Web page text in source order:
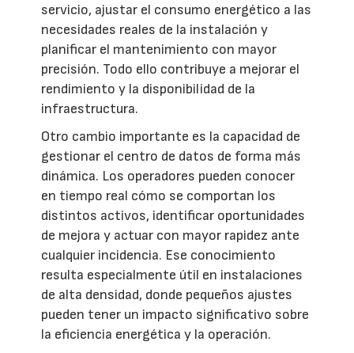
servicio, ajustar el consumo energético a las
necesidades reales de la instalación y
planificar el mantenimiento con mayor
precisión. Todo ello contribuye a mejorar el
rendimiento y la disponibilidad de la
infraestructura.
Otro cambio importante es la capacidad de
gestionar el centro de datos de forma más
dinámica. Los operadores pueden conocer
en tiempo real cómo se comportan los
distintos activos, identificar oportunidades
de mejora y actuar con mayor rapidez ante
cualquier incidencia. Ese conocimiento
resulta especialmente útil en instalaciones
de alta densidad, donde pequeños ajustes
pueden tener un impacto significativo sobre
la eficiencia energética y la operación.